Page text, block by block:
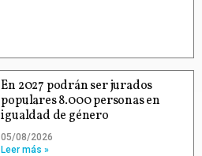
En 2027 podrán ser jurados
populares 8.000 personas en
igualdad de género
05/08/2026
Leer más »